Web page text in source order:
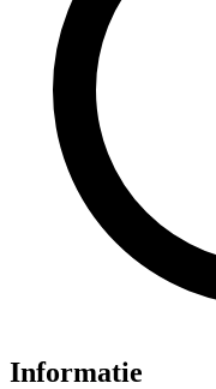
Informatie